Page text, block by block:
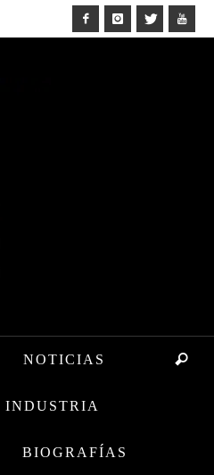
NOTICIAS
INDUSTRIA
BIOGRAFÍAS